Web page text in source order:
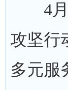
4月
攻坚行
多元服